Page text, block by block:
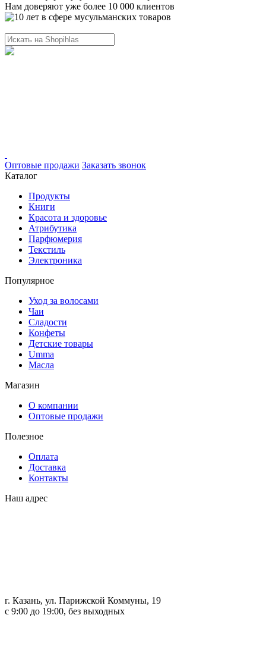
Нам доверяют уже более 10 000 клиентов
Оптовые продажи Заказать звонок
Каталог
Продукты
Книги
Красота и здоровье
Атрибутика
Парфюмерия
Текстиль
Электроника
Популярное
Уход за волосами
Чаи
Сладости
Конфеты
Детские товары
Umma
Масла
Магазин
О компании
Оптовые продажи
Полезное
Оплата
Доставка
Контакты
Наш адрес
г. Казань, ул. Парижской Коммуны, 19
с 9:00 до 19:00, без выходных